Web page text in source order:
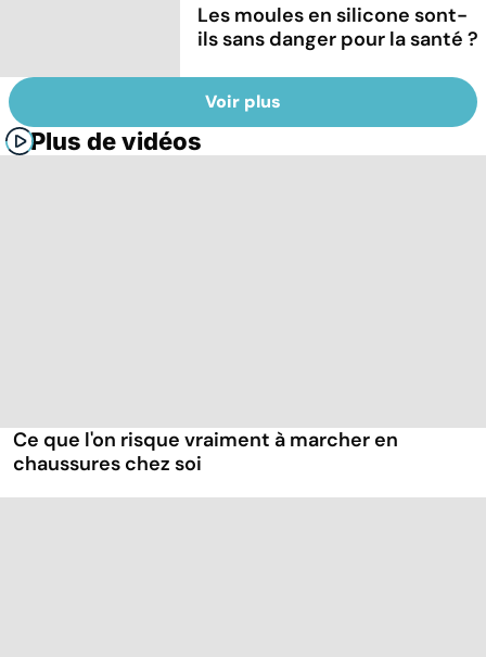
Les moules en silicone sont-
ils sans danger pour la santé ?
Voir plus
Plus de vidéos
Ce que l'on risque vraiment à marcher en
chaussures chez soi